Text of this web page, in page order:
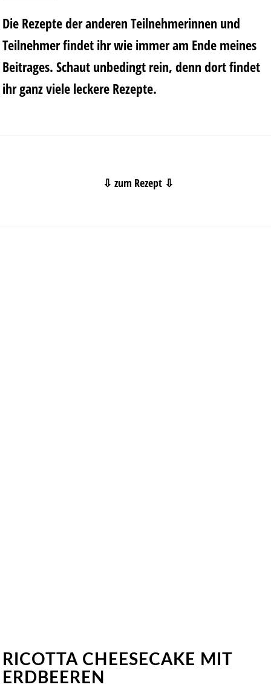
Die Rezepte der anderen Teilnehmerinnen und
Teilnehmer findet ihr wie immer am Ende meines
Beitrages. Schaut unbedingt rein, denn dort findet
ihr ganz viele leckere Rezepte.
⇩ zum Rezept ⇩
RICOTTA CHEESECAKE MIT
ERDBEEREN